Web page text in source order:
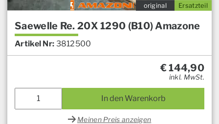
Ersatzteil
original
Saewelle Re. 20X 1290 (B10) Amazone
Artikel Nr: 3812500
€144,90
inkl. MwSt.
In den Warenkorb
Meinen Preis anzeigen